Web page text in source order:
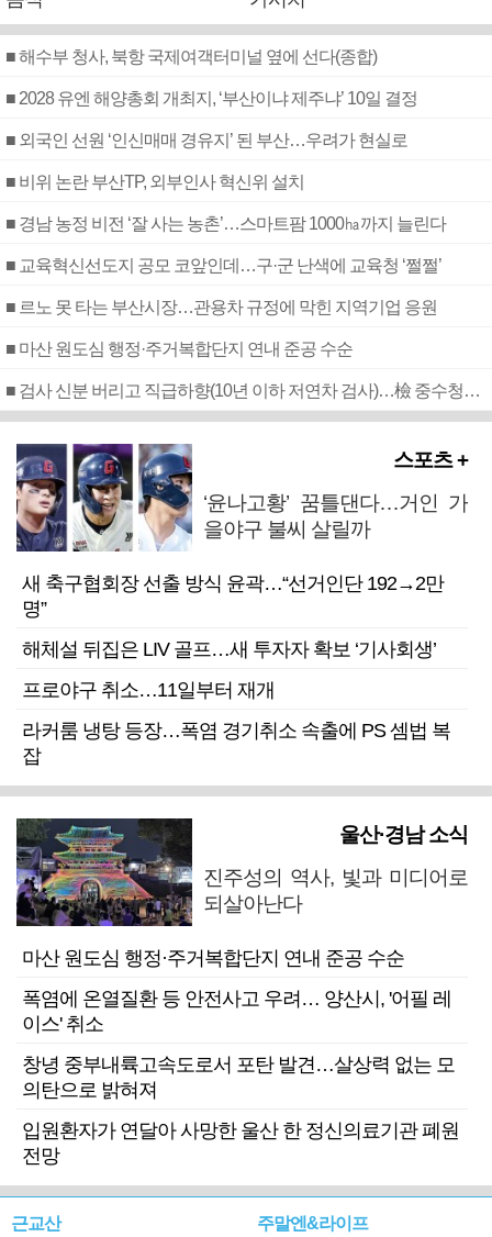
■ 해수부 청사, 북항 국제여객터미널 옆에 선다(종합)
■ 2028 유엔 해양총회 개최지, ‘부산이냐 제주냐’ 10일 결정
■ 외국인 선원 ‘인신매매 경유지’ 된 부산…우려가 현실로
■ 비위 논란 부산TP, 외부인사 혁신위 설치
■ 경남 농정 비전 ‘잘 사는 농촌’…스마트팜 1000㏊까지 늘린다
■ 교육혁신선도지 공모 코앞인데…구·군 난색에 교육청 ‘쩔쩔’
■ 르노 못 타는 부산시장…관용차 규정에 막힌 지역기업 응원
■ 마산 원도심 행정·주거복합단지 연내 준공 수순
■ 검사 신분 버리고 직급하향(10년 이하 저연차 검사)…檢 중수청행 기피
스포츠 +
‘윤나고황’ 꿈틀댄다…거인 가
을야구 불씨 살릴까
새 축구협회장 선출 방식 윤곽…“선거인단 192→2만
명”
해체설 뒤집은 LIV 골프…새 투자자 확보 ‘기사회생’
프로야구 취소…11일부터 재개
라커룸 냉탕 등장…폭염 경기취소 속출에 PS 셈법 복
잡
울산·경남 소식
진주성의 역사, 빛과 미디어로
되살아난다
마산 원도심 행정·주거복합단지 연내 준공 수순
폭염에 온열질환 등 안전사고 우려… 양산시, '어필 레
이스' 취소
창녕 중부내륙고속도로서 포탄 발견…살상력 없는 모
의탄으로 밝혀져
입원환자가 연달아 사망한 울산 한 정신의료기관 폐원
전망
근교산 주말엔&라이프